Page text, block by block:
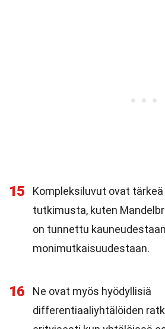
15
Kompleksiluvut ovat
tutkimusta, kuten
on tunnettu
monimutkaisuudestaan.
16
Ne ovat myös hyödyllisiä
differentiaaliyhtälöiden